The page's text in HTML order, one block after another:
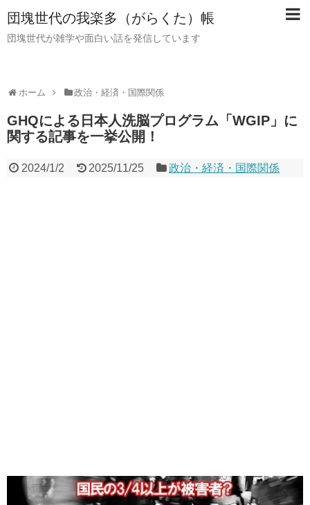
団塊世代の我楽多（がらくた）帳
団塊世代が雑学や面白い話を発信しています
ホーム 政治・経済・国際関係
GHQによる日本人洗脳プログラム「WGIP」に
関する記事を一挙公開！
2024/1/2 2025/11/25 政治・経済・国際関係